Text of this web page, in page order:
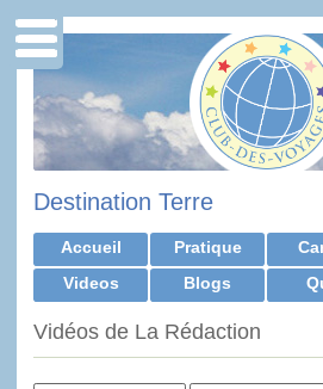
Destination Terre
Accueil Pratique
Videos
Blogs
Vidéos de La Rédaction